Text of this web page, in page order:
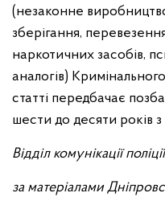
(незаконне
зберігання,
наркотичних засобів,
аналогів)
статті передбачає
шести до десяти років
Відділ комунікації
за матеріалами